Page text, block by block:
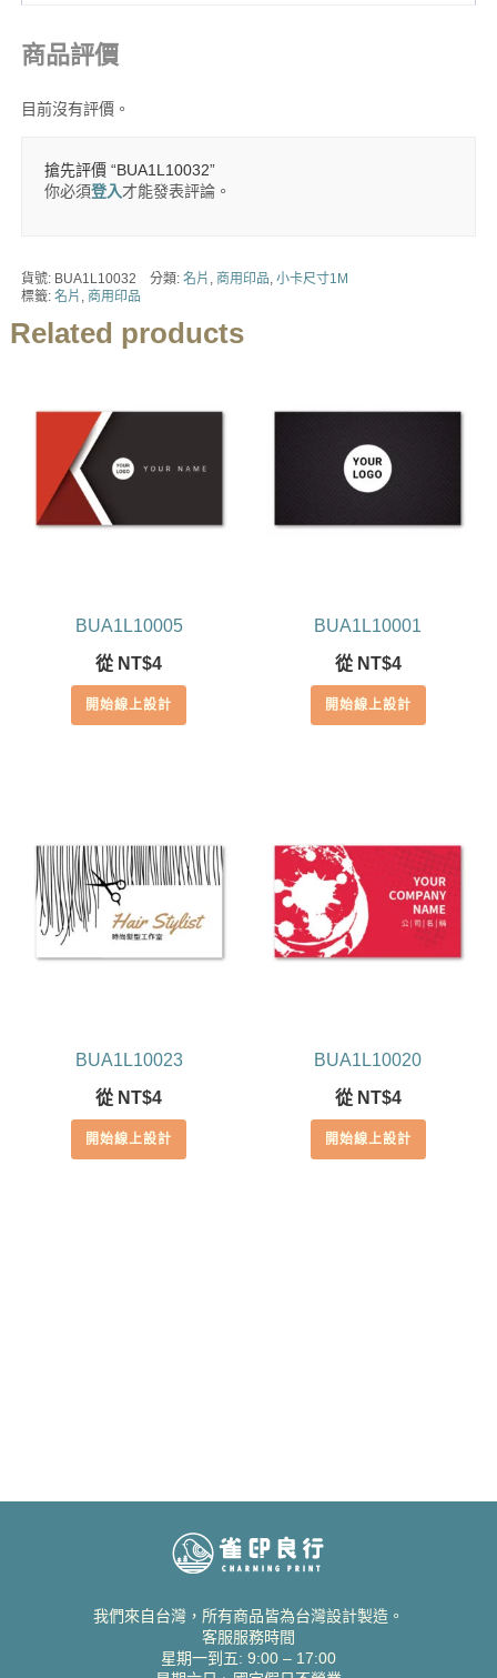
商品評價
目前沒有評價。
搶先評價 “BUA1L10032”
你必須登入才能發表評論。
貨號: BUA1L10032 分類: 名片 商用印品 小卡尺寸1M
標籤: 名片 商用印品
Related products
BUA1L10005
從 NT$4
開始線上設計
BUA1L10001
從 NT$4
開始線上設計
BUA1L10023
從 NT$4
開始線上設計
BUA1L10020
從 NT$4
開始線上設計
我們來自台灣，所有商品皆為台灣設計製造。
客服服務時間
星期一到五: 9:00 – 17:00